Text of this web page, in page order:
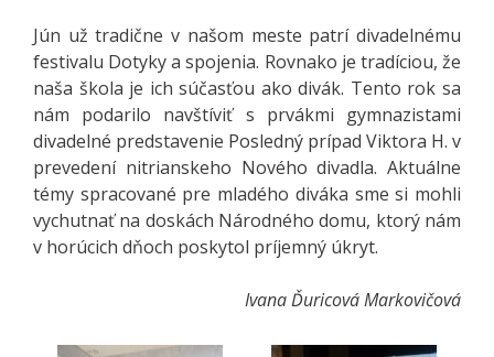
Jún už tradične v našom meste patrí divadelnému
festivalu Dotyky a spojenia. Rovnako je tradíciou, že
naša škola je ich súčasťou ako divák. Tento rok sa
nám podarilo navštíviť s prvákmi gymnazistami
divadelné predstavenie Posledný prípad Viktora H. v
prevedení nitrianskeho Nového divadla. Aktuálne
témy spracované pre mladého diváka sme si mohli
vychutnať na doskách Národného domu, ktorý nám
v horúcich dňoch poskytol príjemný úkryt.
Ivana Ďuricová Markovičová